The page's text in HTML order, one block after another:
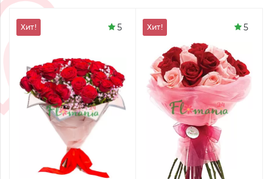
Хит! 5 Хит! 5